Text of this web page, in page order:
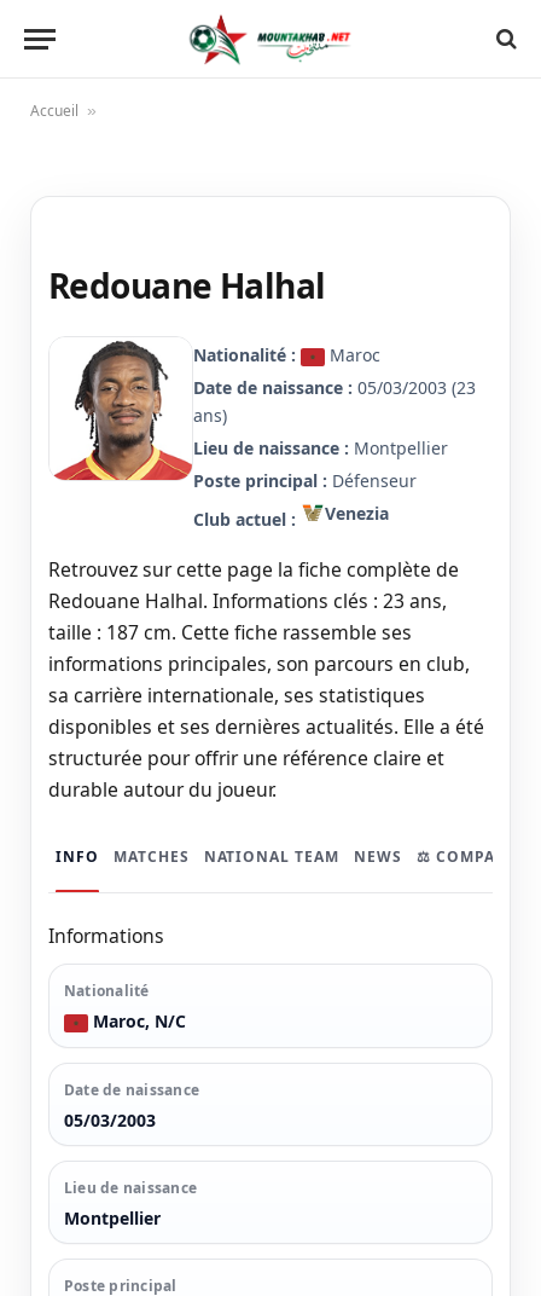
Accueil »
Redouane Halhal
Nationalité :
Maroc
Date de naissance : 05/03/2003 (23
ans)
Lieu de naissance : Montpellier
Poste principal : Défenseur
Club actuel :
Venezia
Retrouvez sur cette page la fiche complète de
Redouane Halhal. Informations clés : 23 ans,
taille : 187 cm. Cette fiche rassemble ses
informations principales, son parcours en club,
sa carrière internationale, ses statistiques
disponibles et ses dernières actualités. Elle a été
structurée pour offrir une référence claire et
durable autour du joueur.
INFO MATCHES NATIONAL TEAM NEWS ⚖️ COMPARER
Informations
Nationalité
Maroc, N/C
Date de naissance
05/03/2003
Lieu de naissance
Montpellier
Poste principal